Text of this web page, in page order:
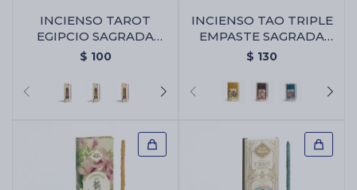
INCIENSO TAROT
EGIPCIO SAGRADA
MADRE - Oud
$ 100
INCIENSO TAO TRIPLE
EMPASTE SAGRADA
MADRE X30 - PACK X2 -
$ 130
Cartas de Tarot